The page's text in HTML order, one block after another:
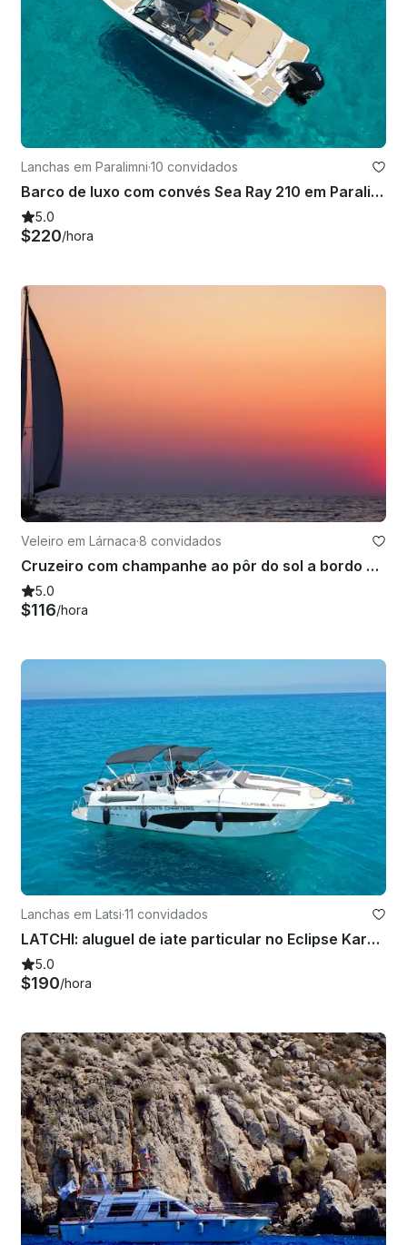
Lanchas em Paralimni·10 convidados
Barco de luxo com convés Sea Ray 210 em Paralimni, Chipre
5.0
$220/hora
Veleiro em Lárnaca·8 convidados
Cruzeiro com champanhe ao pôr do sol a bordo de um Jeanneau Sun Legende de 41 pés em Larnaca, Chipre
5.0
$116/hora
Lanchas em Latsi·11 convidados
LATCHI: aluguel de iate particular no Eclipse Karnic SL800
5.0
$190/hora